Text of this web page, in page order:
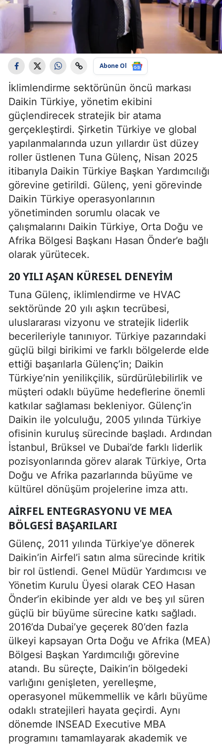
Abone Ol
İklimlendirme sektörünün öncü markası
Daikin Türkiye, yönetim ekibini
güçlendirecek stratejik bir atama
gerçekleştirdi. Şirketin Türkiye ve global
yapılanmalarında uzun yıllardır üst düzey
roller üstlenen Tuna Gülenç, Nisan 2025
itibarıyla Daikin Türkiye Başkan Yardımcılığı
görevine getirildi. Gülenç, yeni görevinde
Daikin Türkiye operasyonlarının
yönetiminden sorumlu olacak ve
çalışmalarını Daikin Türkiye, Orta Doğu ve
Afrika Bölgesi Başkanı Hasan Önder’e bağlı
olarak yürütecek.
20 YILI AŞAN KÜRESEL DENEYIM
Tuna Gülenç, iklimlendirme ve HVAC
sektöründe 20 yılı aşkın tecrübesi,
uluslararası vizyonu ve stratejik liderlik
becerileriyle tanınıyor. Türkiye pazarındaki
güçlü bilgi birikimi ve farklı bölgelerde elde
ettiği başarılarla Gülenç’in; Daikin
Türkiye’nin yenilikçilik, sürdürülebilirlik ve
müşteri odaklı büyüme hedeflerine önemli
katkılar sağlaması bekleniyor. Gülenç’in
Daikin ile yolculuğu, 2005 yılında Türkiye
ofisinin kuruluş sürecinde başladı. Ardından
İstanbul, Brüksel ve Dubai’de farklı liderlik
pozisyonlarında görev alarak Türkiye, Orta
Doğu ve Afrika pazarlarında büyüme ve
kültürel dönüşüm projelerine imza attı.
AIRFEL ENTEGRASYONU VE MEA
BÖLGESI BAŞARILARI
Gülenç, 2011 yılında Türkiye’ye dönerek
Daikin’in Airfel’i satın alma sürecinde kritik
bir rol üstlendi. Genel Müdür Yardımcısı ve
Yönetim Kurulu Üyesi olarak CEO Hasan
Önder’in ekibinde yer aldı ve beş yıl süren
güçlü bir büyüme sürecine katkı sağladı.
2016’da Dubai’ye geçerek 80’den fazla
ülkeyi kapsayan Orta Doğu ve Afrika (MEA)
Bölgesi Başkan Yardımcılığı görevine
atandı. Bu süreçte, Daikin’in bölgedeki
varlığını genişleten, yerelleşme,
operasyonel mükemmellik ve kârlı büyüme
odaklı stratejileri hayata geçirdi. Aynı
dönemde INSEAD Executive MBA
programını tamamlayarak akademik ve